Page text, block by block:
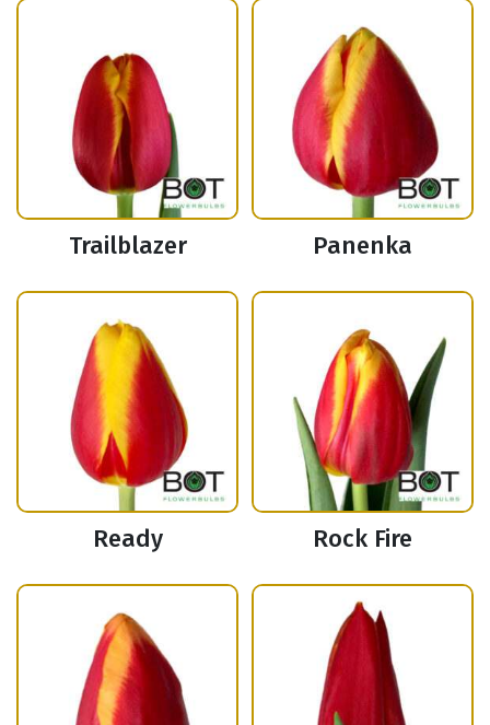
Trailblazer Panenka
Ready Rock Fire